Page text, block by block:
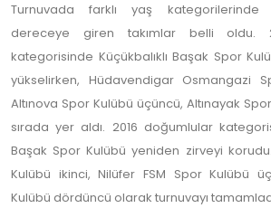
Turnuvada farklı yaş
dereceye giren takımlar belli oldu.
kategorisinde Küçükbalıklı Başak Spor
yükselirken, Hüdavendigar Osmangazi
Altınova Spor Kulübü üçüncü, Altınayak
sırada yer aldı. 2016 doğumlular
Başak Spor Kulübü yeniden zirveyi
Kulübü ikinci, Nilüfer FSM Spor Kulübü
Kulübü dördüncü olarak turnuvayı